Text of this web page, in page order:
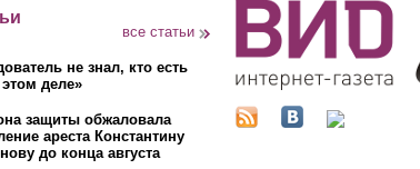
все статьи
не знал, кто есть
деле»
защиты обжаловала
ареста Константину
до конца августа